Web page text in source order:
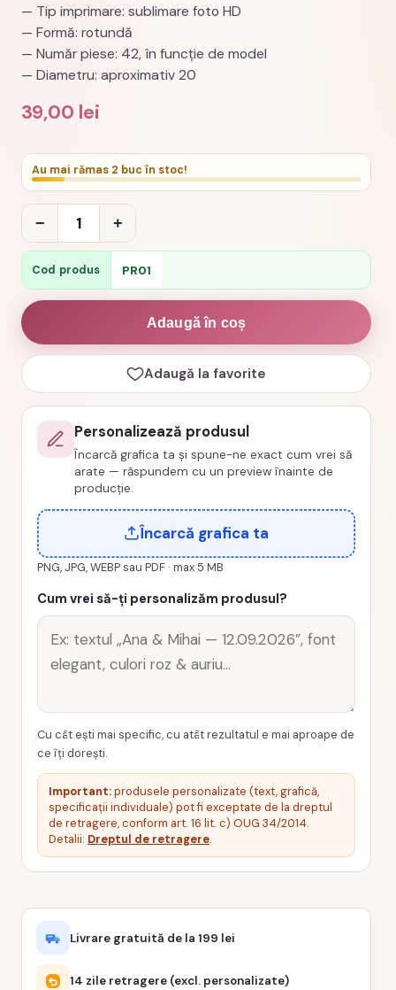
— Tip imprimare: sublimare foto HD
— Formă: rotundă
— Număr piese: 42, în funcție de model
— Diametru: aproximativ 20
39,00 lei
Au mai rămas 2 buc în stoc!
−
Cantitate
Puzzle
rotund
cu
poza
pentru
viitorii
nasi
de
botez
PR01
+
Cod produs PR01
Adaugă în coș
Adaugă la favorite
Personalizează produsul
Încarcă grafica ta și spune-ne exact cum vrei să
arate — răspundem cu un preview înainte de
producție.
Încarcă grafica ta
PNG, JPG, WEBP sau PDF · max 5 MB
Cum vrei să-ți personalizăm produsul?
Cu cât ești mai specific, cu atât rezultatul e mai aproape de
ce îți dorești.
Important:produsele personalizate (text, grafică,
specificații individuale) pot fi exceptate de la dreptul
de retragere, conform art. 16 lit. c) OUG 34/2014.
Detalii: Dreptul de retragere.
Livrare gratuită de la 199 lei
14 zile retragere (excl. personalizate)